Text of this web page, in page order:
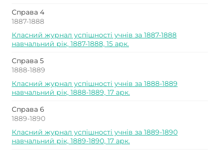
Справа 4
1887-1888
Класний журнал успішності учнів за 1887-1888
навчальний рік, 1887-1888, 15 арк.
Справа 5
1888-1889
Класний журнал успішності учнів за 1888-1889
навчальний рік, 1888-1889, 17 арк.
Справа 6
1889-1890
Класний журнал успішності учнів за 1889-1890
навчальний рік, 1889-1890, 17 арк.